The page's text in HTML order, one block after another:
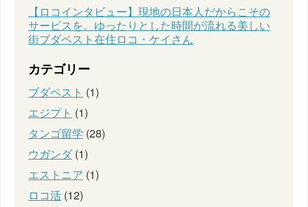
【ロコインタビュー】現地の日本人だからこその
サービスを。ゆったりとした時間が流れる美しい
街ブダペスト在住ロコ・ケイさん
カテゴリー
ブダペスト (1)
エジプト (1)
タンゴ留学 (28)
ウガンダ(1)
エストニア (1)
ロコ活 (12)